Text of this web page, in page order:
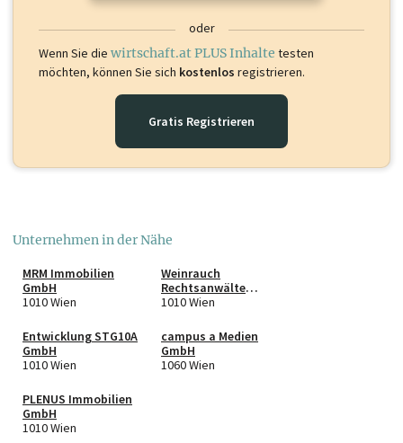
oder
Wenn Sie die wirtschaft.at PLUS Inhalte testen
möchten, können Sie sich kostenlos registrieren.
Gratis Registrieren
Unternehmen in der Nähe
MRM Immobilien
GmbH
1010 Wien
Weinrauch
Rechtsanwälte
GmbH
1010 Wien
Entwicklung STG10A
GmbH
1010 Wien
campus a Medien
GmbH
1060 Wien
PLENUS Immobilien
GmbH
1010 Wien